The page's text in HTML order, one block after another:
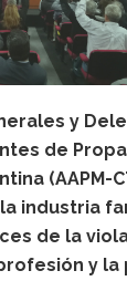
y
de
(AAPM-
industria
de la
y